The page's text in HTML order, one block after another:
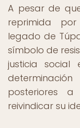
A pesar de
reprimida
legado de
símbolo de
justicia
posteriores
reivindicar su